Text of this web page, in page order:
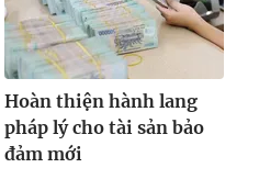
Hoàn thiện hành lang
pháp lý cho tài sản bảo
đảm mới